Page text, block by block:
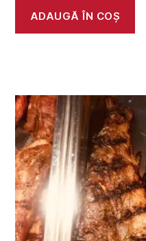
ADAUGĂ ÎN COȘ